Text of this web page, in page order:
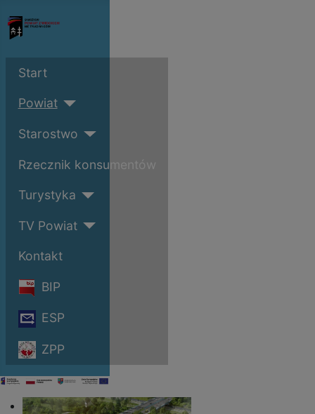
Start
Powiat
Starostwo
Rzecznik konsumentów
Turystyka
TV Powiat
Kontakt
BIP
ESP
ZPP